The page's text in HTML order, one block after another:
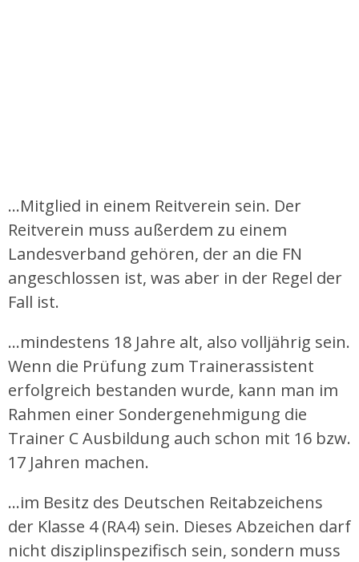
…Mitglied in einem Reitverein sein. Der
Reitverein muss außerdem zu einem
Landesverband gehören, der an die FN
angeschlossen ist, was aber in der Regel der
Fall ist.
…mindestens 18 Jahre alt, also volljährig sein.
Wenn die Prüfung zum Trainerassistent
erfolgreich bestanden wurde, kann man im
Rahmen einer Sondergenehmigung die
Trainer C Ausbildung auch schon mit 16 bzw.
17 Jahren machen.
…im Besitz des Deutschen Reitabzeichens
der Klasse 4 (RA4) sein. Dieses Abzeichen darf
nicht disziplinspezifisch sein, sondern muss